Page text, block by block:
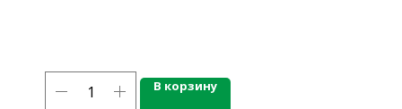
В корзину
г. Калининград, ул. Дзержинского, д. 125